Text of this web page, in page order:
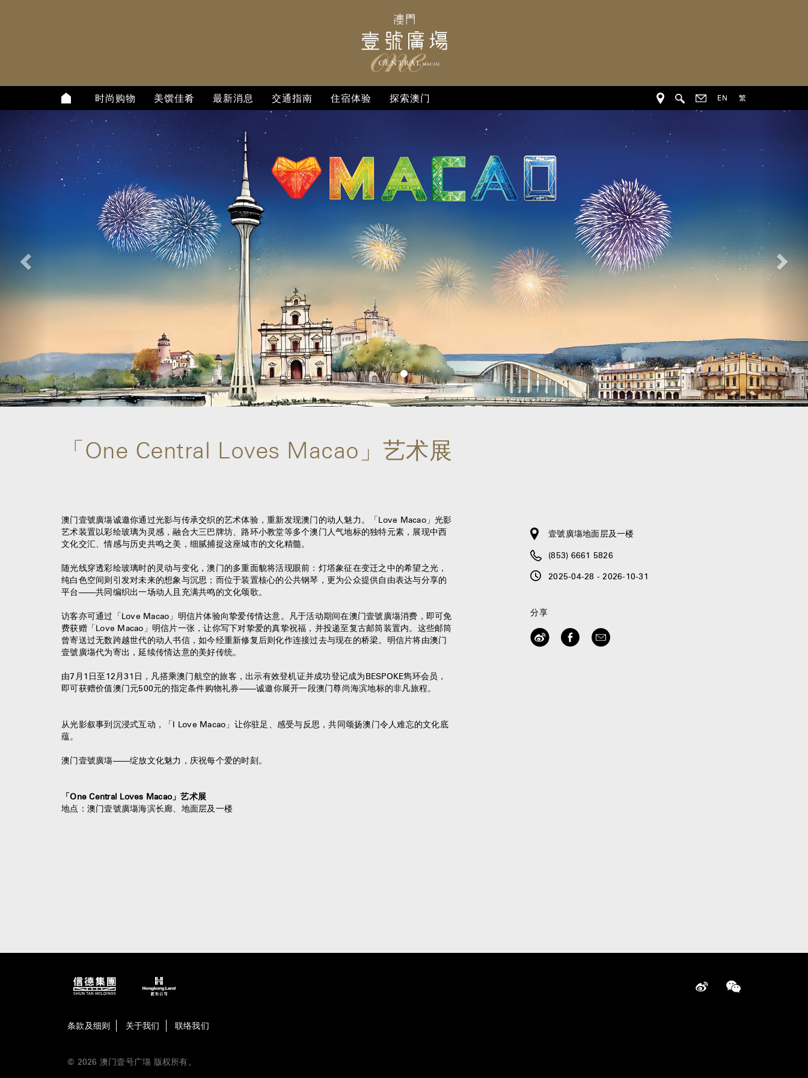
时尚购物 美馔佳肴 最新消息 交通指南 住宿体验 探索澳门 EN 繁
上
一
个
下
「One Central Loves Macao」艺术展
壹號廣塲地面层及一楼
(853) 6661 5826
2025-04-28 - 2026-10-31
分享
澳门壹號廣塲诚邀你通过光影与传承交织的艺术体验，重新发现澳门的动人魅力。「Love Macao」光影
艺术装置以彩绘玻璃为灵感，融合大三巴牌坊、路环小教堂等多个澳门人气地标的独特元素，展现中西
文化交汇、情感与历史共鸣之美，细腻捕捉这座城市的文化精髓。
随光线穿透彩绘玻璃时的灵动与变化，澳门的多重面貌将活现眼前：灯塔象征在变迁之中的希望之光，
纯白色空间则引发对未来的想象与沉思；而位于装置核心的公共钢琴，更为公众提供自由表达与分享的
平台——共同编织出一场动人且充满共鸣的文化颂歌。
访客亦可通过「Love Macao」明信片体验向挚爱传情达意。凡于活动期间在澳门壹號廣塲消费，即可免
费获赠「Love Macao」明信片一张，让你写下对挚爱的真挚祝福，并投递至复古邮筒装置内。这些邮筒
曾寄送过无数跨越世代的动人书信，如今经重新修复后则化作连接过去与现在的桥梁。明信片将由澳门
壹號廣塲代为寄出，延续传情达意的美好传统。
由7月1日至12月31日，凡搭乘澳门航空的旅客，出示有效登机证并成功登记成为BESPOKE雋环会员，
即可获赠价值澳门元500元的指定条件购物礼券——诚邀你展开一段澳门尊尚海滨地标的非凡旅程。
从光影叙事到沉浸式互动，「I Love Macao」让你驻足、感受与反思，共同颂扬澳门令人难忘的文化底
蕴。
澳门壹號廣塲——绽放文化魅力，庆祝每个爱的时刻。
「One Central Loves Macao」艺术展
地点：澳门壹號廣塲海滨长廊、地面层及一楼
条款及细则 关于我们 联络我们
© 2026 澳门壹号广塲 版权所有。